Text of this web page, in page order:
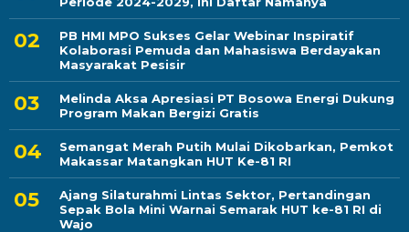
PB HMI MPO Sukses Gelar Webinar Inspiratif
Kolaborasi Pemuda dan Mahasiswa Berdayakan
Masyarakat Pesisir
Melinda Aksa Apresiasi PT Bosowa Energi Dukung
Program Makan Bergizi Gratis
Semangat Merah Putih Mulai Dikobarkan, Pemkot
Makassar Matangkan HUT Ke-81 RI
Ajang Silaturahmi Lintas Sektor, Pertandingan
Sepak Bola Mini Warnai Semarak HUT ke-81 RI di
Wajo